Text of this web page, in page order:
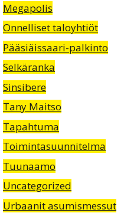
Megapolis
Onnelliset taloyhtiöt
Pääsiäissaari-palkinto
Selkäranka
Sinsibere
Tany Maitso
Tapahtuma
Toimintasuunnitelma
Tuunaamo
Uncategorized
Urbaanit asumismessut